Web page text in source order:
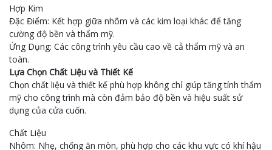
Hợp Kim
Đặc Điểm: Kết hợp giữa nhôm và các kim loại khác để tăng
cường độ bền và thẩm mỹ.
Ứng Dụng: Các công trình yêu cầu cao về cả thẩm mỹ và an
toàn.
Lựa Chọn Chất Liệu và Thiết Kế
Chọn chất liệu và thiết kế phù hợp không chỉ giúp tăng tính thẩm
mỹ cho công trình mà còn đảm bảo độ bền và hiệu suất sử
dụng của cửa cuốn.
Chất Liệu
Nhôm: Nhẹ, chống ăn mòn, phù hợp cho các khu vực có khí hậu